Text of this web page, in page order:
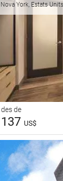
Nova York, Estats Units
des de
137 US$